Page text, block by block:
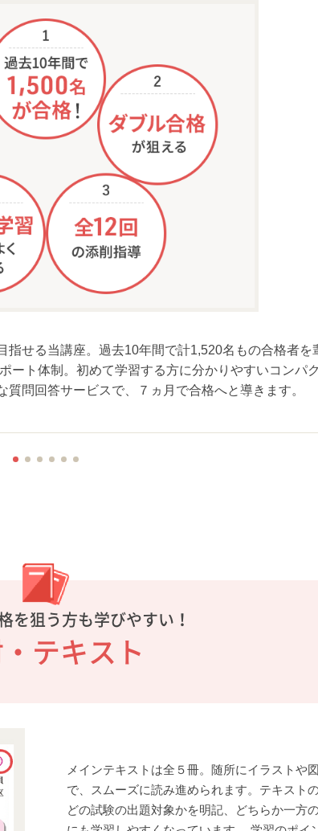
せる当講座。過去10年間で計1,520名もの合格者を
ート体制。初めて学習する方に分かりやすいコンパ
問回答サービスで、７ヵ月で合格へと導きます。
を狙う方も学びやすい！
テキスト
メインテキストは全５冊。随所にイラストや
で、スムーズに読み進められます。テキスト
どの試験の出題対象かを明記、どちらか一方